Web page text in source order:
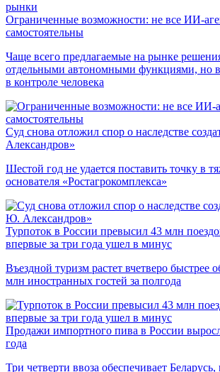
рынки
Ограниченные возможности: не все ИИ-
самостоятельны
Чаще всего предлагаемые на рынке
отдельными автономными функциями, но
в контроле человека
Суд снова отложил спор о наследстве
Александров»
Шестой год не удается поставить точку в
основателя «Ростагрокомплекса»
Турпоток в России превысил 43 млн
впервые за три года ушел в минус
Въездной туризм растет вчетверо быстрее
млн иностранных гостей за полгода
Продажи импортного пива в России
года
Три четверти ввоза обеспечивает Беларусь,